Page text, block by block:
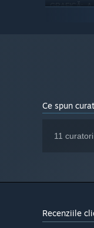
GRAFICĂ: A
Ce spun
11
Recenziile